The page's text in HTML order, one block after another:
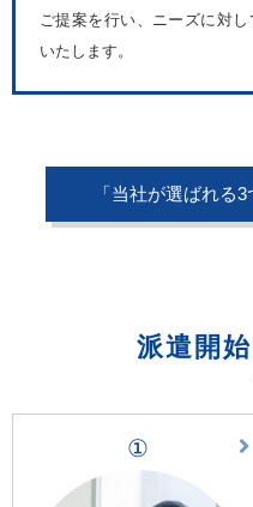
ご提案を行い、ニーズに対
いたします。
「当社が選ばれる
派遣開
①